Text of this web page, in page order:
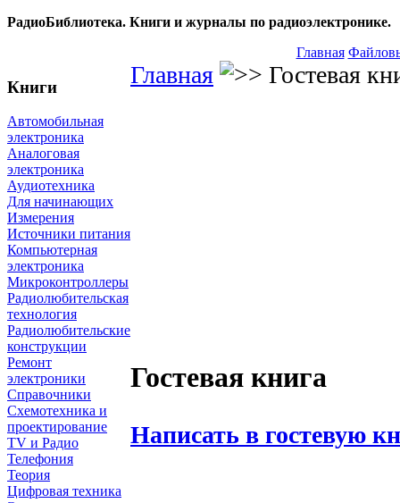
РадиоБиблиотека. Книги и журналы по радиоэлектронике.
Главная
Книги
Автомобильная
электроника
Аналоговая
электроника
Аудиотехника
Для начинающих
Измерения
Источники питания
Компьютерная
электроника
Микроконтроллеры
Радиолюбительская
технология
Радиолюбительские
конструкции
Ремонт
электроники
Справочники
Схемотехника и
проектирование
TV и Радио
Телефония
Теория
Цифровая техника
Главная Гостевая
Гостевая книга
Написать в гостевую